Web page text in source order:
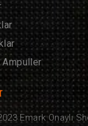
Emark Onaylı